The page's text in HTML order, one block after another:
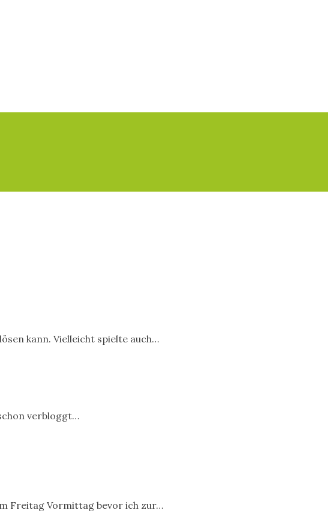
kann. Vielleicht spielte auch…
verbloggt…
Freitag Vormittag bevor ich zur…